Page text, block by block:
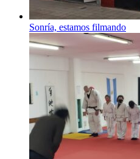
Sonría, estamos filmando